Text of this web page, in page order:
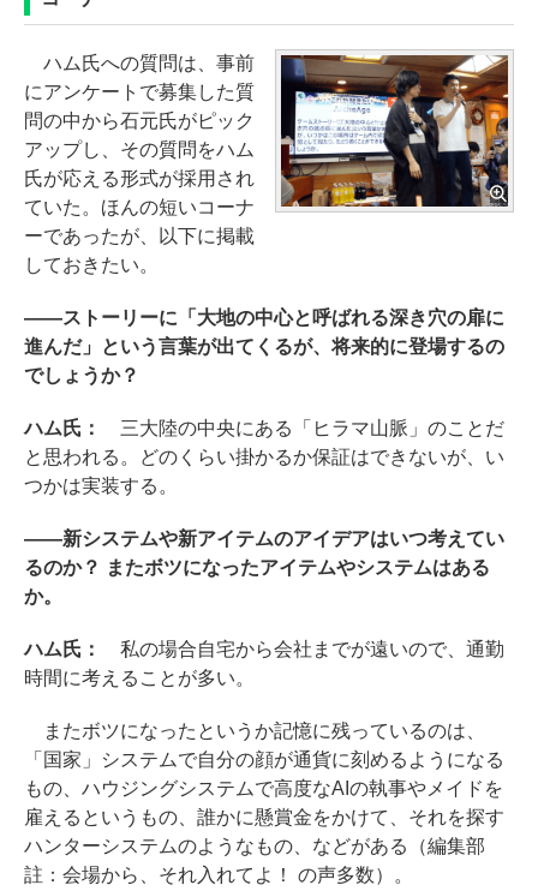
ハム氏への質問は、事前
にアンケートで募集した質
問の中から石元氏がピック
アップし、その質問をハム
氏が応える形式が採用され
ていた。ほんの短いコーナ
ーであったが、以下に掲載
しておきたい。
――ストーリーに「大地の中心と呼ばれる深き穴の扉に
進んだ」という言葉が出てくるが、将来的に登場するの
でしょうか？
ハム氏：
三大陸の中央にある「ヒラマ山脈」のことだ
と思われる。どのくらい掛かるか保証はできないが、い
つかは実装する。
――新システムや新アイテムのアイデアはいつ考えてい
るのか？ またボツになったアイテムやシステムはある
か。
ハム氏：
私の場合自宅から会社までが遠いので、通勤
時間に考えることが多い。
またボツになったというか記憶に残っているのは、
「国家」システムで自分の顔が通貨に刻めるようになる
もの、ハウジングシステムで高度なAIの執事やメイドを
雇えるというもの、誰かに懸賞金をかけて、それを探す
ハンターシステムのようなもの、などがある（編集部
註：会場から、それ入れてよ！ の声多数）。